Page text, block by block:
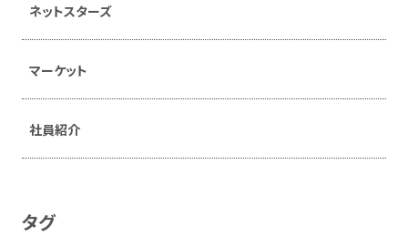
ネットスターズ
マーケット
社員紹介
タグ